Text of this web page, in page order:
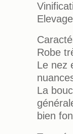
Robe
Le nez
La
bien